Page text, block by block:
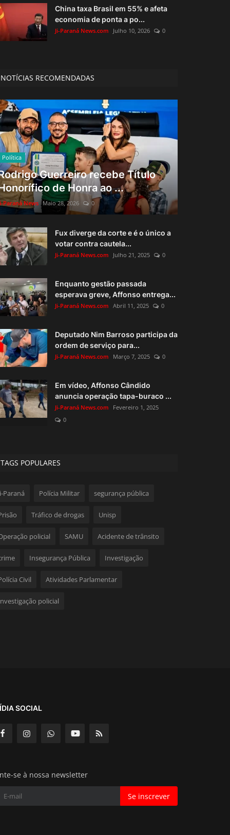
China taxa Brasil em 55% e afeta
economia de ponta a po...
Ji-Paraná News.com Julho 10, 2026 0
NOTÍCIAS RECOMENDADAS
Política
Guerreiro recebe Título
de Honra ao ...
Paraná News Maio 28, 2026 0
Fux diverge da corte e é o único a
votar contra cautela...
Ji-Paraná News.com Julho 21, 2025 0
Enquanto gestão passada
esperava greve, Affonso entrega...
Ji-Paraná News.com Abril 11, 2025 0
Deputado Nim Barroso participa da
ordem de serviço para...
Ji-Paraná News.com Março 7, 2025 0
Em vídeo, Affonso Cândido
anuncia operação tapa-buraco ...
Ji-Paraná News.com
Fevereiro 1, 2025
0
TAGS POPULARES
Paraná Polícia Militar segurança pública
Tráfico de drogas Unisp
policial SAMU Acidente de trânsito
Insegurança Pública Investigação
Civil Atividades Parlamentar
policial
SOCIAL
se à nossa newsletter
Se inscrever